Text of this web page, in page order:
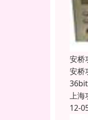
安桥
安桥
上海
12-